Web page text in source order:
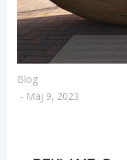
Blog
- Maj 9, 2023